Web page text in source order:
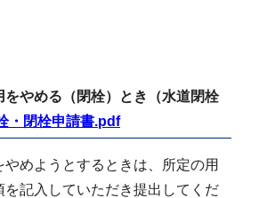
をやめる（閉栓）とき（水道閉栓
・閉栓申請書.pdf
やめようとするときは、所定の用
を記入していただき提出してくだ